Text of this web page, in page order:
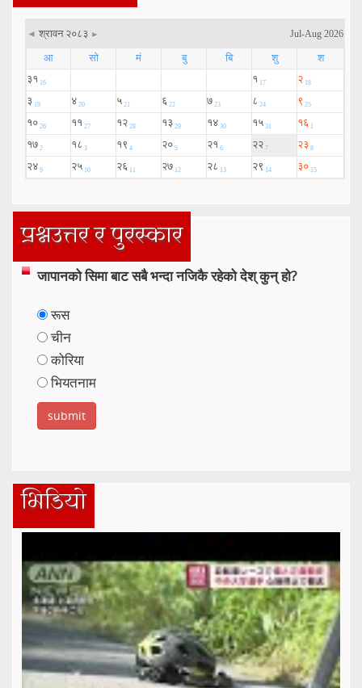
प्रश्नउत्तर र पुरस्कार
जापानको सिमा बाट सबै भन्दा नजिकै रहेको देश् कुन् हो?
रूस
चीन
कोरिया
भियतनाम
भिडियो